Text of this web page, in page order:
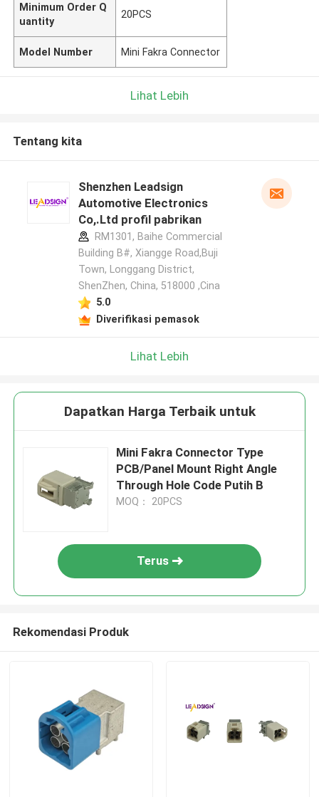
Minimum Order Q
uantity
20PCS
Model Number Mini Fakra Connector
Lihat Lebih
Tentang kita
Shenzhen Leadsign
Automotive Electronics
Co,.Ltd profil pabrikan
RM1301, Baihe Commercial
Building B#, Xiangge Road,Buji
Town, Longgang District,
ShenZhen, China, 518000 ,Cina
5.0
Diverifikasi pemasok
Lihat Lebih
Dapatkan Harga Terbaik untuk
Mini Fakra Connector Type
PCB/Panel Mount Right Angle
Through Hole Code Putih B
MOQ： 20PCS
Terus
Rekomendasi Produk